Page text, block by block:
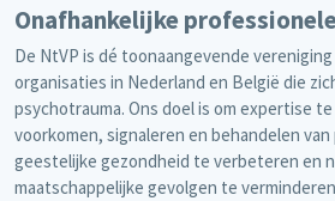
Onafhankelijke
De NtVP is dé toonaangevende
organisaties in Nederland en België die
psychotrauma. Ons doel is om expertise
voorkomen, signaleren en behandelen
geestelijke gezondheid te verbeteren en
maatschappelijke gevolgen te